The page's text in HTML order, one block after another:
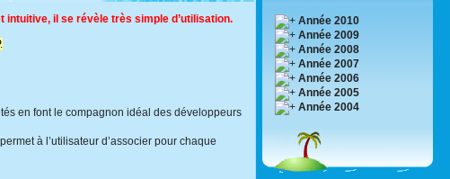
intuitive, il se révèle très simple d’utilisation.
en font le compagnon idéal des développeurs
à l’utilisateur d’associer pour chaque
Année 2010
Année 2009
Année 2008
Année 2007
Année 2006
Année 2005
Année 2004